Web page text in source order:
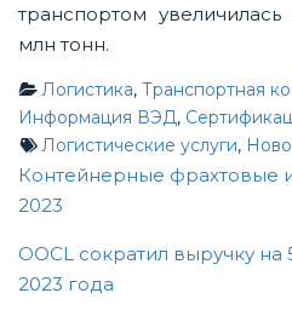
транспортом
млн тонн.
Логистика, Транспортная
Информация ВЭД,
Логистические услуги,
Post
navigation
Контейнерные фрахтовые
2023
OOCL сократил выручку
2023 года